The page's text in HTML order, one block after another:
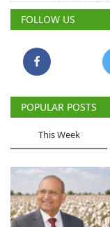
FOLLOW US
POPULAR POSTS
This Week